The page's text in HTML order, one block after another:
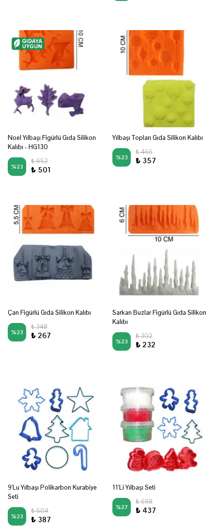
Noel Yılbaşı Figürlü Gıda Silikon
Kalıbı - HG130
%23
₺ 652
₺ 501
Yılbaşı Topları Gıda Silikon Kalıbı
%23
₺ 465
₺ 357
Çan Figürlü Gıda Silikon Kalıbı
%23
₺ 348
₺ 267
Sarkan Buzlar Figürlü Gıda Silikon
Kalıbı
%23
₺ 302
₺ 232
9'Lu Yılbaşı Polikarbon Kurabiye
Seti
%23
₺ 504
₺ 387
11'Li Yılbaşı Seti
%27
₺ 598
₺ 437